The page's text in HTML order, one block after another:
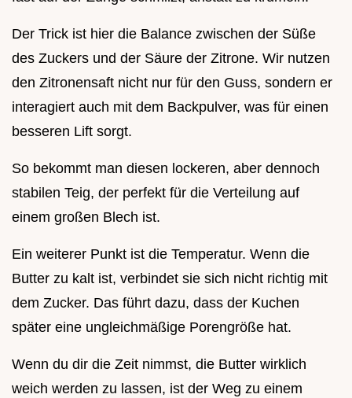
Der Trick ist hier die Balance zwischen der Süße
des Zuckers und der Säure der Zitrone. Wir nutzen
den Zitronensaft nicht nur für den Guss, sondern er
interagiert auch mit dem Backpulver, was für einen
besseren Lift sorgt.
So bekommt man diesen lockeren, aber dennoch
stabilen Teig, der perfekt für die Verteilung auf
einem großen Blech ist.
Ein weiterer Punkt ist die Temperatur. Wenn die
Butter zu kalt ist, verbindet sie sich nicht richtig mit
dem Zucker. Das führt dazu, dass der Kuchen
später eine ungleichmäßige Porengröße hat.
Wenn du dir die Zeit nimmst, die Butter wirklich
weich werden zu lassen, ist der Weg zu einem